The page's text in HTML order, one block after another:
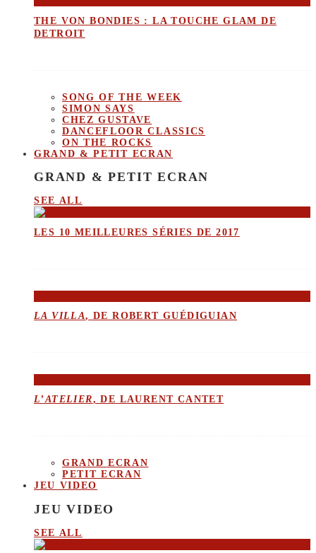
THE VON BONDIES : LA TOUCHE GLAM DE
DETROIT
SONG OF THE WEEK
SIMON SAYS
CHEZ GUSTAVE
DANCEFLOOR CLASSICS
ON THE ROCKS
GRAND & PETIT ECRAN
GRAND & PETIT ECRAN
SEE ALL
LES 10 MEILLEURES SÉRIES DE 2017
LA VILLA, DE ROBERT GUÉDIGUIAN
L’ATELIER, DE LAURENT CANTET
GRAND ECRAN
PETIT ECRAN
JEU VIDEO
JEU VIDEO
SEE ALL